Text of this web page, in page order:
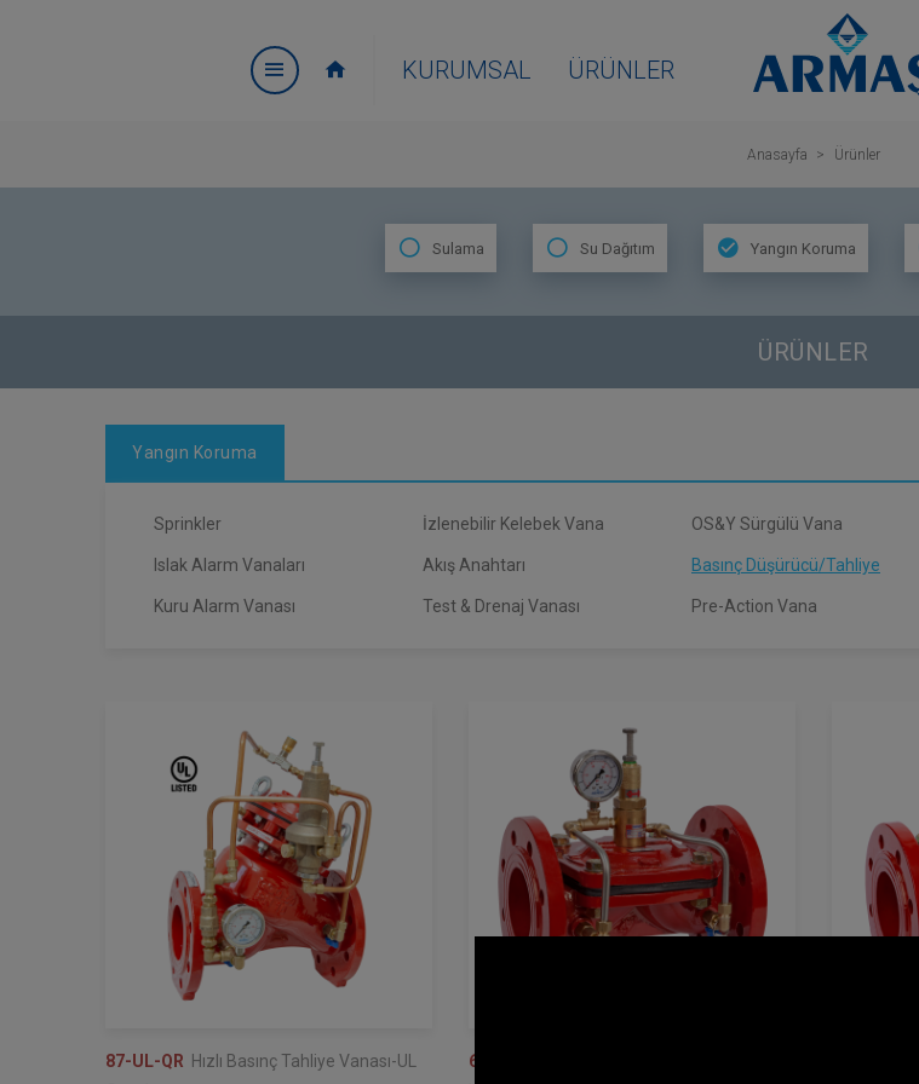
KURUMSAL ÜRÜNLER
Anasayfa Ürünler
Sulama Su Dağıtım Yangın Koruma
ÜRÜNLER
Yangın Koruma
Sprinkler
Islak Alarm Vanaları
Kuru Alarm Vanası
İzlenebilir Kelebek Vana
Akış Anahtarı
Test & Drenaj Vanası
OS&Y Sürgülü Vana
Basınç Düşürücü/Tahliye
Pre-Action Vana
87-UL-QR Hızlı Basınç Tahliye Vanası-UL
600 Serisi